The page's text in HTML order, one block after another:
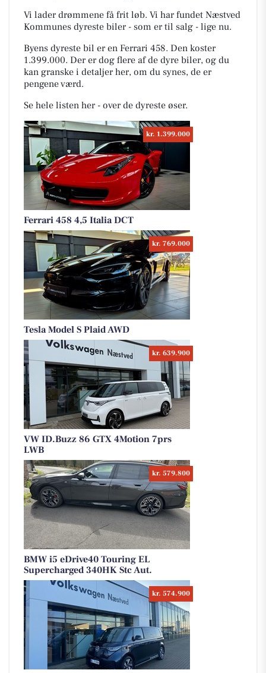
Vi lader drømmene få frit løb. Vi har fundet Næstved
Kommunes dyreste biler - som er til salg - lige nu.
Byens dyreste bil er en Ferrari 458. Den koster
1.399.000. Der er dog flere af de dyre biler, og du
kan granske i detaljer her, om du synes, de er
pengene værd.
Se hele listen her - over de dyreste øser.
kr. 1.399.000
Ferrari 458 4,5 Italia DCT
kr. 769.000
Tesla Model S Plaid AWD
kr. 639.900
VW ID.Buzz 86 GTX 4Motion 7prs
LWB
kr. 579.800
BMW i5 eDrive40 Touring EL
Supercharged 340HK Stc Aut.
kr. 574.900